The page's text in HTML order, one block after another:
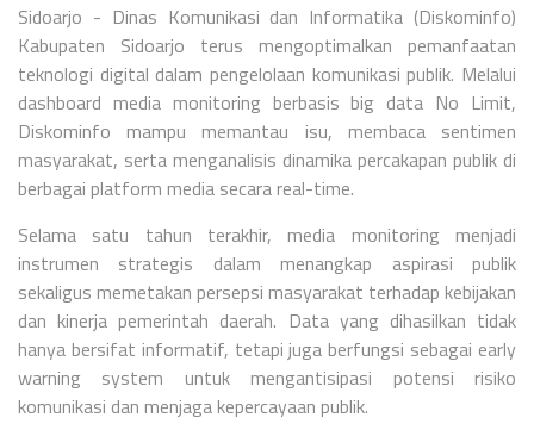
Sidoarjo - Dinas Komunikasi dan Informatika (Diskominfo)
Kabupaten Sidoarjo terus mengoptimalkan pemanfaatan
teknologi digital dalam pengelolaan komunikasi publik. Melalui
dashboard media monitoring berbasis big data No Limit,
Diskominfo mampu memantau isu, membaca sentimen
masyarakat, serta menganalisis dinamika percakapan publik di
berbagai platform media secara real-time.
Selama satu tahun terakhir, media monitoring menjadi
instrumen strategis dalam menangkap aspirasi publik
sekaligus memetakan persepsi masyarakat terhadap kebijakan
dan kinerja pemerintah daerah. Data yang dihasilkan tidak
hanya bersifat informatif, tetapi juga berfungsi sebagai early
warning system untuk mengantisipasi potensi risiko
komunikasi dan menjaga kepercayaan publik.